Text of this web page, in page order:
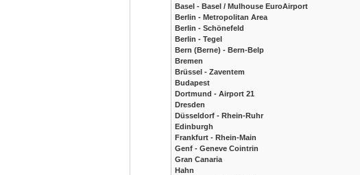
Basel - Basel / Mulhouse EuroAirport
Berlin - Metropolitan Area
Berlin - Schönefeld
Berlin - Tegel
Bern (Berne) - Bern-Belp
Bremen
Brüssel - Zaventem
Budapest
Dortmund - Airport 21
Dresden
Düsseldorf - Rhein-Ruhr
Edinburgh
Frankfurt - Rhein-Main
Genf - Geneve Cointrin
Gran Canaria
Hahn